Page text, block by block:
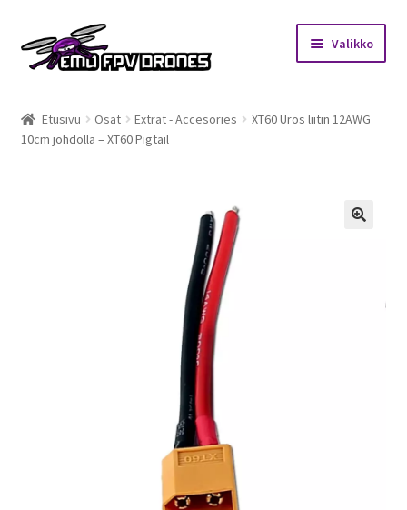
Siirry
navigointiin
Siirry
sisältöön
Valikko
Kauppa
Beta65 – Betacube – Betaflight Configuration
FPV Kopteri kokoluokat
Etusivu Osat Extrat - Accesories
XT60 Uros liitin 12AWG
10cm johdolla – XT60 Pigtail